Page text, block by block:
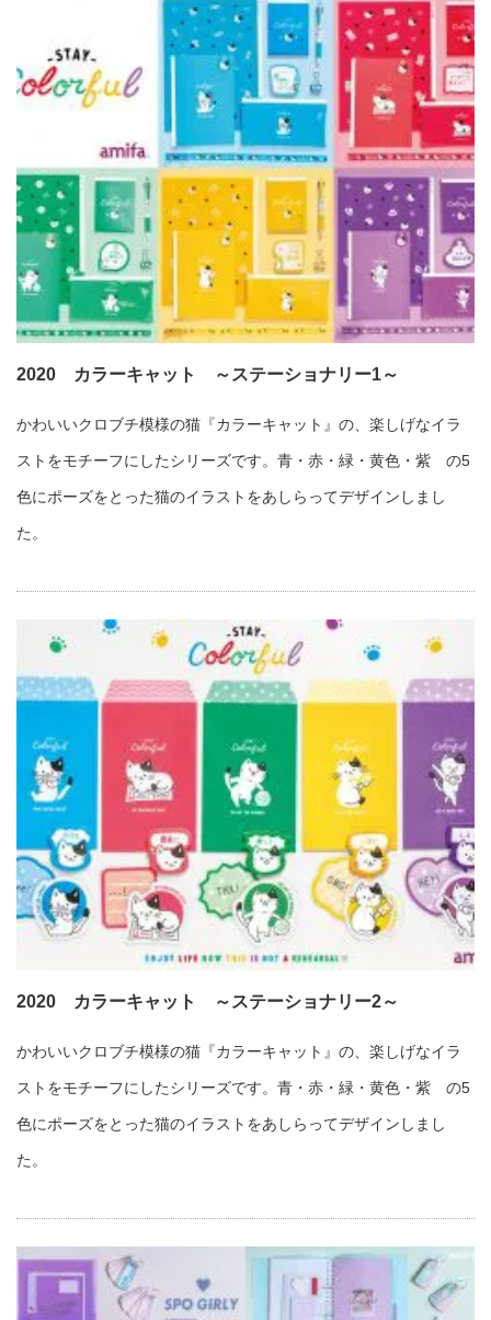
2020 カラーキャット ～ステーショナリー1～
かわいいクロブチ模様の猫『カラーキャット』の、楽しげなイラ
ストをモチーフにしたシリーズです。青・赤・緑・黄色・紫 の5
色にポーズをとった猫のイラストをあしらってデザインしまし
た。
2020 カラーキャット ～ステーショナリー2～
かわいいクロブチ模様の猫『カラーキャット』の、楽しげなイラ
ストをモチーフにしたシリーズです。青・赤・緑・黄色・紫 の5
色にポーズをとった猫のイラストをあしらってデザインしまし
た。